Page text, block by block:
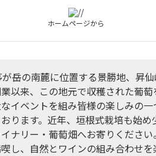
ホームページから
岳の南麓に位置する景勝地、昇
以来、この地元で収穫された葡
イベントを組み皆様の楽しみの
ります。近年、垣根式栽培も始
ナリー・葡萄畑へお寄りくださ
し、自然とワインの組み合わせを